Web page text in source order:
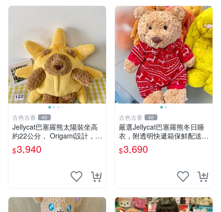
古色古香 40
Jellycat巴塞羅熊太陽裝坐高
約22公分， Origami設計，來
自越南。嚴選 Recommendat
ion！巴塞羅、 Origami熊、J
$3,940
古色古香 40
嚴選Jellycat巴塞羅熊冬日睡
衣，附透明快遞箱保鮮配送，
童趣可愛可收藏 巴塞羅熊 睡
衣 透明袋
$3,690